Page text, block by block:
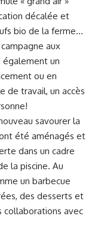
décalée et
bio de la ferme…
aux
un
ou en
de travail, un accès
savourer la
été aménagés et
dans un cadre
la piscine. Au
un barbecue
des desserts et
collaborations avec